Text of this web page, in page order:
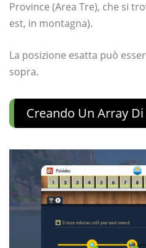
Province (Area Tre), che si
est, in montagna).
La posizione esatta può
sopra.
Creando Un Array